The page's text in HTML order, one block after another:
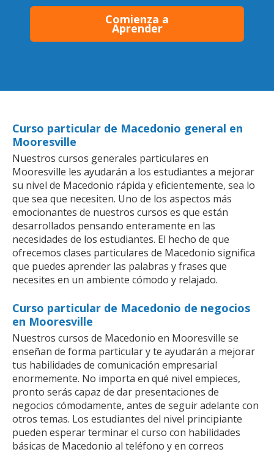
Comienza a
Aprender
Curso particular de Macedonio general en
Mooresville
Nuestros cursos generales particulares en
Mooresville les ayudarán a los estudiantes a mejorar
su nivel de Macedonio rápida y eficientemente, sea lo
que sea que necesiten. Uno de los aspectos más
emocionantes de nuestros cursos es que están
desarrollados pensando enteramente en las
necesidades de los estudiantes. El hecho de que
ofrecemos clases particulares de Macedonio significa
que puedes aprender las palabras y frases que
necesites en un ambiente cómodo y relajado.
Curso particular de Macedonio de negocios
en Mooresville
Nuestros cursos de Macedonio en Mooresville se
enseñan de forma particular y te ayudarán a mejorar
tus habilidades de comunicación empresarial
enormemente. No importa en qué nivel empieces,
pronto serás capaz de dar presentaciones de
negocios cómodamente, antes de seguir adelante con
otros temas. Los estudiantes del nivel principiante
pueden esperar terminar el curso con habilidades
básicas de Macedonio al teléfono y en correos